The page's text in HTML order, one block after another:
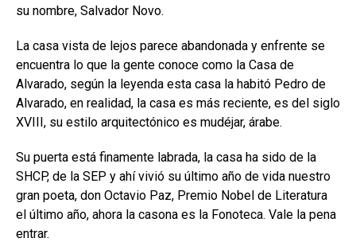
su nombre, Sal­vador Novo.
La casa vista de lejos parece abandonada y enfrente se
en­cuentra lo que la gente conoce como la Casa de
Alvarado, se­gún la leyenda esta casa la habitó Pedro de
Alvarado, en realidad, la casa es más reciente, es del siglo
XVIII, su estilo arquitectónico es mudéjar, árabe.
Su puerta está finamente labra­da, la casa ha sido de la
SHCP, de la SEP y ahí vivió su último año de vida nuestro
gran poeta, don Oc­tavio Paz, Premio Nobel de Litera­tura
el último año, ahora la casona es la Fonoteca. Vale la pena
entrar.